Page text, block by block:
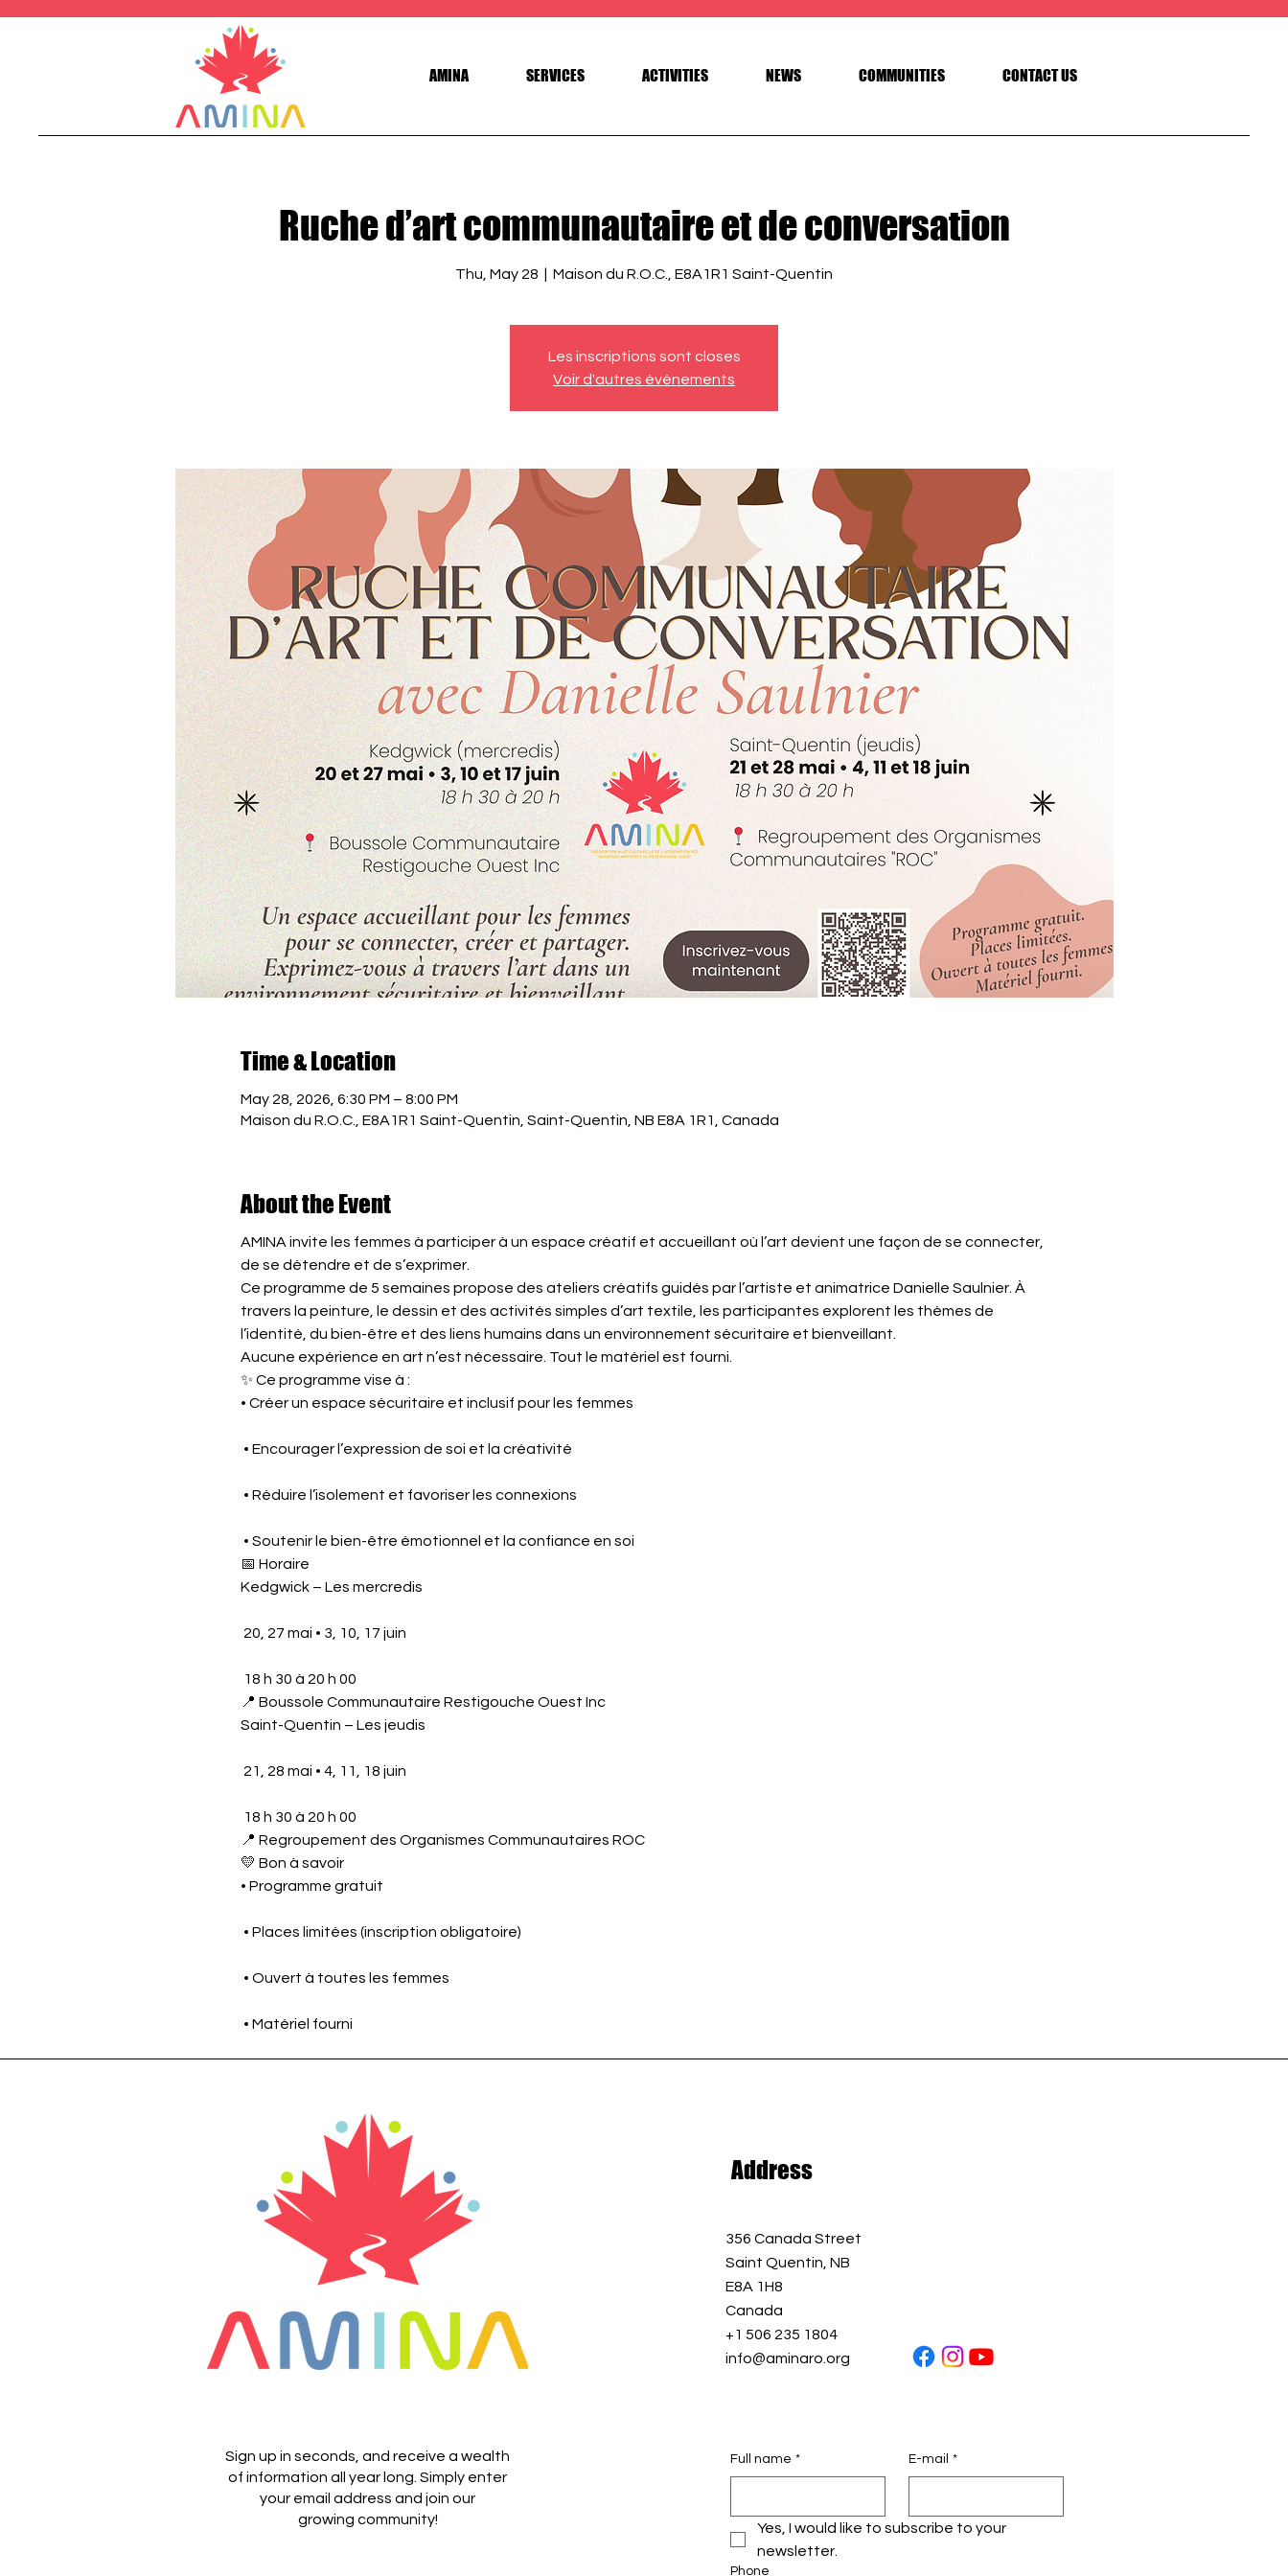
AMINA SERVICES ACTIVITIES NEWS COMMUNITIES CONTACT US
Ruche d’art communautaire et de conversation
Thu, May 28 Maison du R.O.C., E8A1R1 Saint-Quentin
Les inscriptions sont closes
Voir d'autres événements
Time & Location
May 28, 2026, 6:30 PM – 8:00 PM
Maison du R.O.C., E8A1R1 Saint-Quentin, Saint-Quentin, NB E8A 1R1, Canada
About the Event
AMINA invite les femmes à participer à un espace créatif et accueillant où l’art devient une façon de se connecter,
de se détendre et de s’exprimer.
Ce programme de 5 semaines propose des ateliers créatifs guidés par l’artiste et animatrice Danielle Saulnier. À
travers la peinture, le dessin et des activités simples d’art textile, les participantes explorent les thèmes de
l’identité, du bien-être et des liens humains dans un environnement sécuritaire et bienveillant.
Aucune expérience en art n’est nécessaire. Tout le matériel est fourni.
✨ Ce programme vise à :
• Créer un espace sécuritaire et inclusif pour les femmes
• Encourager l’expression de soi et la créativité
• Réduire l’isolement et favoriser les connexions
• Soutenir le bien-être émotionnel et la confiance en soi
📅 Horaire
Kedgwick – Les mercredis
20, 27 mai • 3, 10, 17 juin
18 h 30 à 20 h 00
📍 Boussole Communautaire Restigouche Ouest Inc
Saint-Quentin – Les jeudis
21, 28 mai • 4, 11, 18 juin
18 h 30 à 20 h 00
📍 Regroupement des Organismes Communautaires ROC
💛 Bon à savoir
• Programme gratuit
• Places limitées (inscription obligatoire)
• Ouvert à toutes les femmes
• Matériel fourni
Sign up in seconds, and receive a wealth
of information all year long. Simply enter
your email address and join our
growing community!
Address
356 Canada Street
Saint Quentin, NB
E8A 1H8
Canada
+1 506 235 1804
info@aminaro.org
Full name * E-mail *
Yes, I would like to subscribe to your
newsletter.
Phone